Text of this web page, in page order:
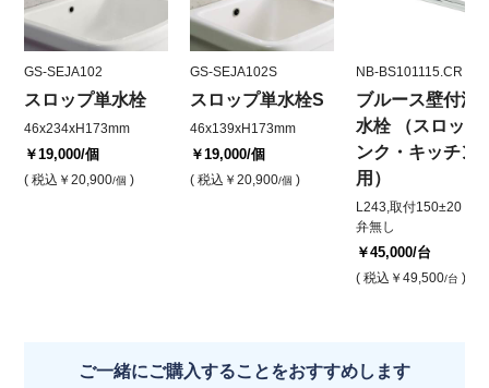
GS-SEJA102
スロップ単水栓
46x234xH173mm
￥19,000/個
( 税込 ￥20,900/個 )
GS-SEJA102S
スロップ単水栓S
46x139xH173mm
￥19,000/個
( 税込 ￥20,900/個 )
NB-BS101115.CR
ブルース壁付混
水栓 （スロップ
ンク・キッチン
用）
L243,取付150±20 逆
弁無し
￥45,000/台
( 税込 ￥49,500/台 )
ご一緒にご購入することをおすすめします